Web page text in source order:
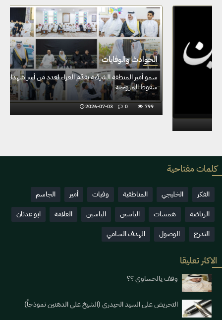
الحوادث والوفايات
سكتة قلبية تنهي حياة الشاب إبراهيم البراهيم بالهفوف
كلمات مفتاحية
الفكر الخليجي المناطقية وفيات أمير
الجاسم
الرياضة
همسات الياسين الياسين العلامة
ابو عدنان
التدرج
الوصول الهدف السامي
الاكثر تعليقا
وقف يالحساوي ؟؟
التحريض على السيد الحيدري (الشيخ علي الدهنين نموذجاً)